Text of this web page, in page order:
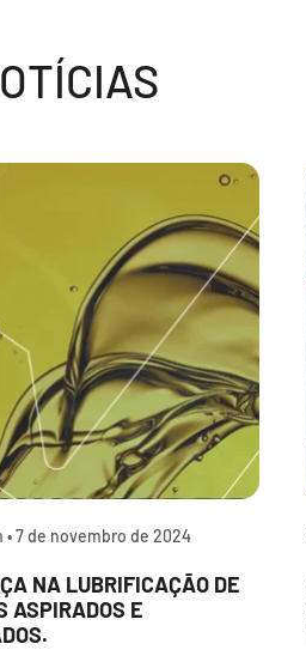
•7 de novembro de 2024
NA LUBRIFICAÇÃO DE
ASPIRADOS E